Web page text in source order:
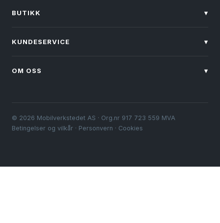
BUTIKK ▾
KUNDESERVICE ▾
OM OSS ▾
© 2026 Mobilverkstedet AS · Org.nr 917 723 559 MVA
Betingelser og vilkår · Personvern · Cookies